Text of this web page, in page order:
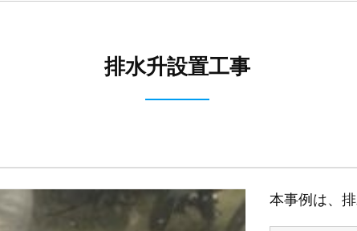
排水升設置工事
本事例は、